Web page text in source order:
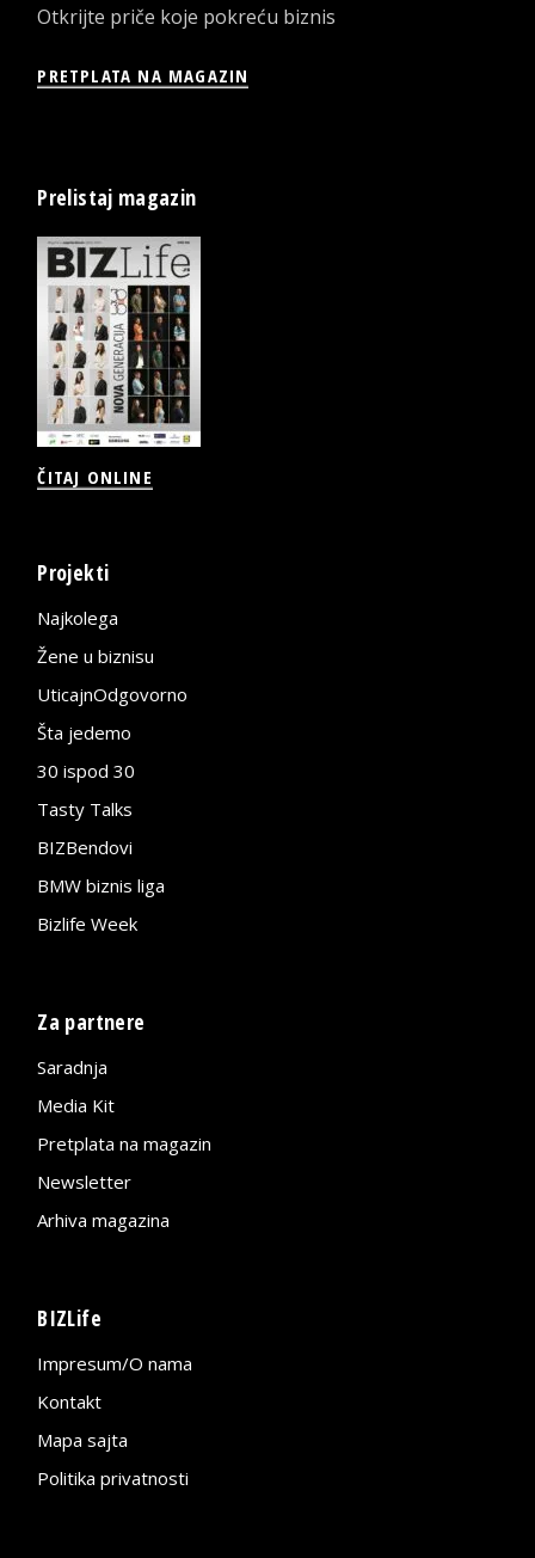
Otkrijte priče koje pokreću biznis
PRETPLATA NA MAGAZIN
Prelistaj magazin
ČITAJ ONLINE
Projekti
Najkolega
Žene u biznisu
UticajnOdgovorno
Šta jedemo
30 ispod 30
Tasty Talks
BIZBendovi
BMW biznis liga
Bizlife Week
Za partnere
Saradnja
Media Kit
Pretplata na magazin
Newsletter
Arhiva magazina
BIZLife
Impresum/O nama
Kontakt
Mapa sajta
Politika privatnosti